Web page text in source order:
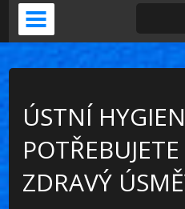
DOČASNÁ NÁHRADA
KERAMICKÁ KORUNKA
VENEERS
PSÍ ZUBNÍ BOLEST
ÚSTNÍ
ZDRAVÝ